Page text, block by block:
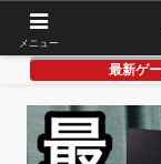
最新ゲ
メニュー